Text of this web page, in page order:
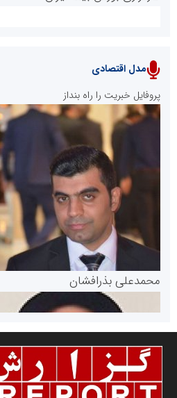
پایگاه خبری نهضت ملی مسکن
پایگاه خبری گفتمان یزد
سازمان بورس و اوراق بهادار
مرجع اخبار موثق در بازارسرمایه
سازمان صنعت،معدن و تجارت
مدل اقتصادی
پروفایل خبریت را راه بنداز
محمدعلی بذرافشان